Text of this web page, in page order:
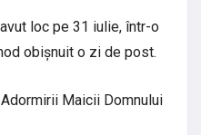
loc pe 31 iulie, într-o
obișnuit o zi de post.
Maicii Domnului